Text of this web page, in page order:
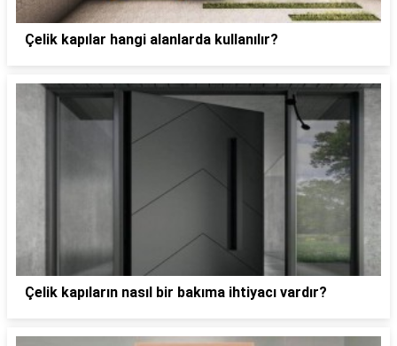
Çelik kapılar hangi alanlarda kullanılır?
Çelik kapıların nasıl bir bakıma ihtiyacı vardır?